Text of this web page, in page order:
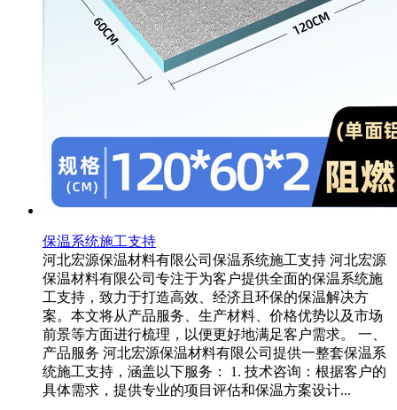
保温系统施工支持
河北宏源保温材料有限公司保温系统施工支持 河北宏源
保温材料有限公司专注于为客户提供全面的保温系统施
工支持，致力于打造高效、经济且环保的保温解决方
案。本文将从产品服务、生产材料、价格优势以及市场
前景等方面进行梳理，以便更好地满足客户需求。 一、
产品服务 河北宏源保温材料有限公司提供一整套保温系
统施工支持，涵盖以下服务： 1. 技术咨询：根据客户的
具体需求，提供专业的项目评估和保温方案设计...